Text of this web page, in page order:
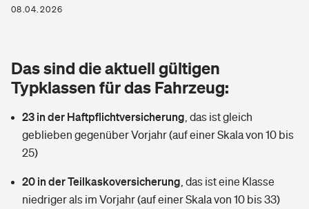
Zur Übersicht
Tools
Wer versichert was: Jetzt Versicherer finden
Sie haben Fragen?
Glasversicherung
Mietkautionsversicherung
Restkreditversicherung
Kinderunfall­ver­si­che­rung
Kinderinvalidität
Hundehalter-Haftpflicht
Private Krankenversicherung
Dread-Disease-Versicherung
Tierkrankenversicherung
Zur Übersicht
Tools
08.04.2026
Das sind die aktuell gültigen
Typklassen für das Fahrzeug:
23 in der Haftpflichtversicherung das ist gleich
geblieben gegenüber Vorjahr (auf einer Skala von 10 bis
25)
20 in der Teilkaskoversicherung das ist eine Klasse
niedriger als im Vorjahr (auf einer Skala von 10 bis 33)